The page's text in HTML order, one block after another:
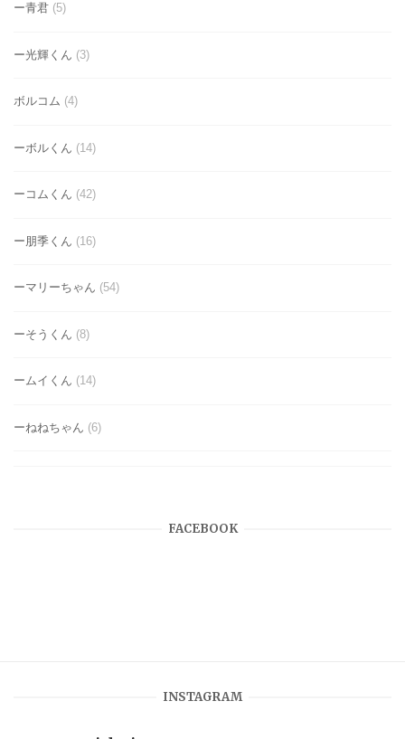
ー青君 (5)
ー光輝くん (3)
ボルコム (4)
ーボルくん (14)
ーコムくん (42)
ー朋季くん (16)
ーマリーちゃん (54)
ーそうくん (8)
ームイくん (14)
ーねねちゃん (6)
FACEBOOK
INSTAGRAM